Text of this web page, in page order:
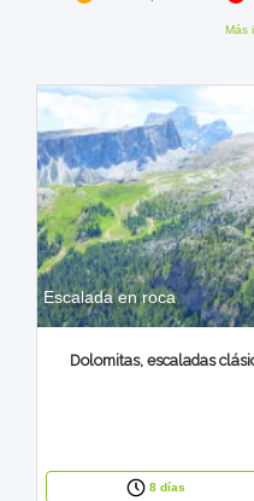
Más
Escalada en roca
Dolomitas, escaladas
8 días